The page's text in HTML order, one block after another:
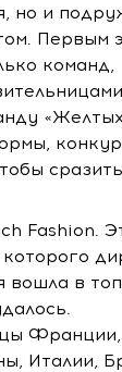
но и
Первым
команд,
Fashion.
вошла в
Франции,
Италии,